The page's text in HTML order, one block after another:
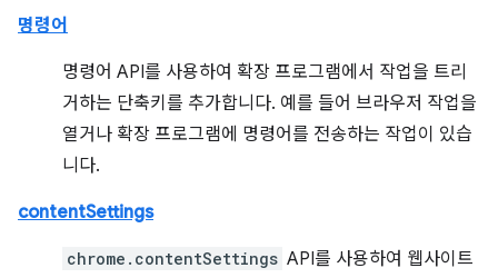
명령어
명령어 API를 사용하여 확장 프로그램에서 작업을 트리
거하는 단축키를 추가합니다. 예를 들어 브라우저 작업을
열거나 확장 프로그램에 명령어를 전송하는 작업이 있습
니다.
contentSettings
chrome.contentSettings API를 사용하여 웹사이트